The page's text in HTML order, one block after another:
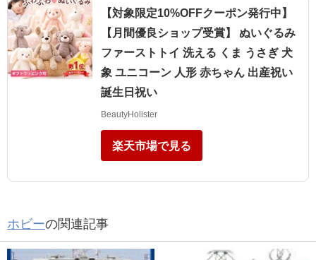
【対象限定10%OFFクーポン発行中】
【月間優良ショップ受賞】 ぬいぐるみ
ファーストトイ 洗える くま うさぎ 犬
象 ユニコーン 人形 赤ちゃん 出産祝い
誕生日祝い
BeautyHolister
楽天市場で見る
ホビーの関連記事